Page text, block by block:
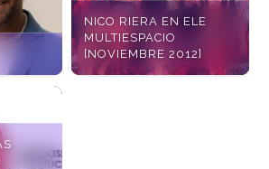
NICO RIERA EN ELE
MULTIESPACIO
[NOVIEMBRE 2012]